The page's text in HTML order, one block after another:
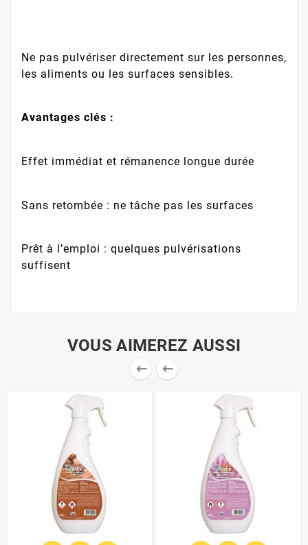
Ne pas pulvériser directement sur les personnes,
les aliments ou les surfaces sensibles.
Avantages clés :
Effet immédiat et rémanence longue durée
Sans retombée : ne tâche pas les surfaces
Prêt à l’emploi : quelques pulvérisations
suffisent
VOUS AIMEREZ AUSSI
 